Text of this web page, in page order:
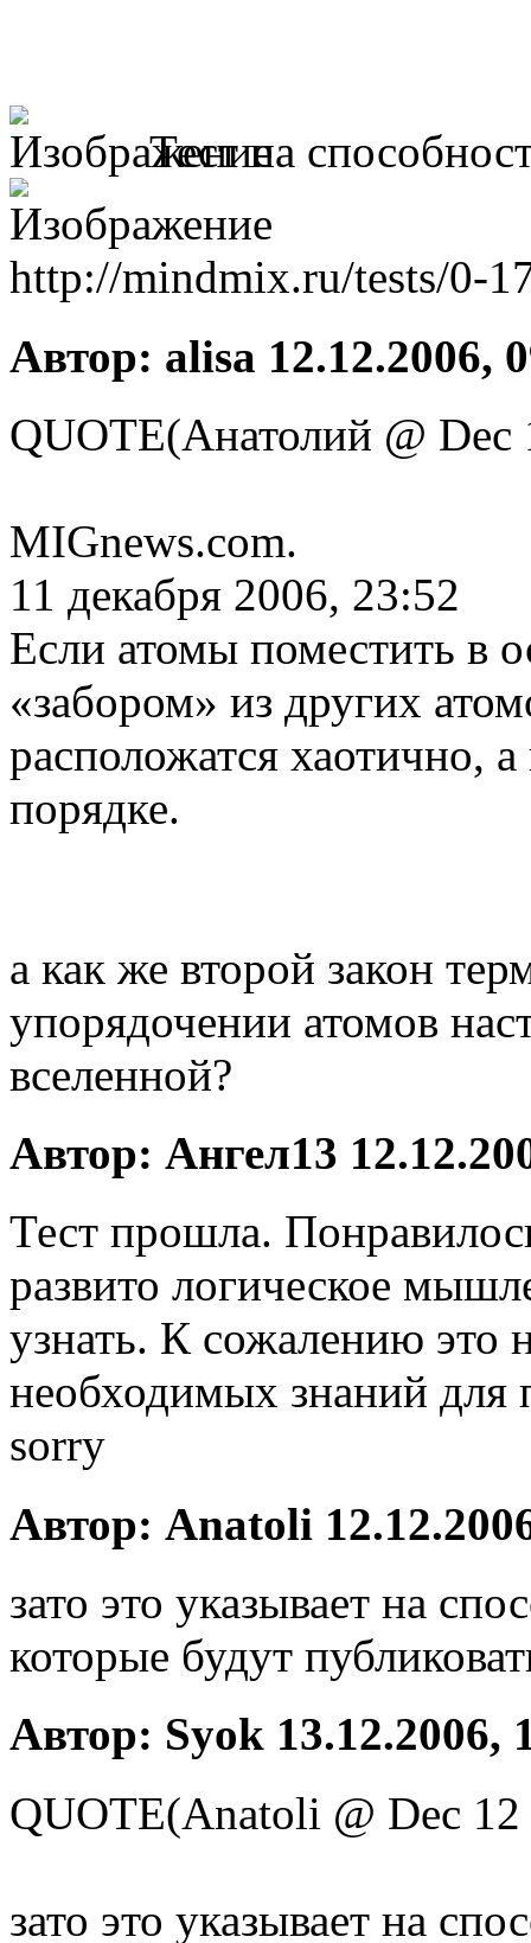
Тест на
http://mindmix.ru/tests/0-
Автор: alisa 12.12.2006,
QUOTE(Анатолий @
MIGnews.com.
11 декабря 2006, 23:52
Если атомы поместить в
«забором» из других
расположатся хаотично,
порядке.
а как же второй закон
упорядочении атомов
вселенной?
Автор: Ангел13
Тест прошла.
развито логическое
узнать. К сожалению это
необходимых знаний для
sorry
Автор: Anatoli
зато это указывает на
которые будут
Автор: Syok 13.12.2006,
QUOTE(Anatoli @ Dec
зато это указывает на